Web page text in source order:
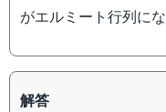
がエルミート行列に
解答